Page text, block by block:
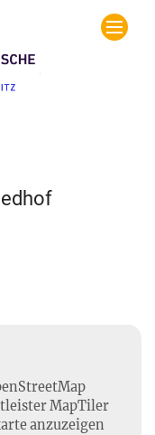
MapTiler
anzuzeigen